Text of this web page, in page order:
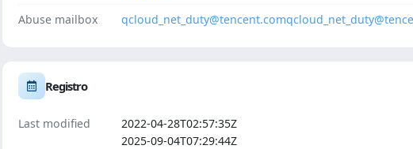
Abuse mailbox qcloud_net_duty@tencent.com
Registro
Last modified
2022-04-28T02:57:35Z
2025-09-04T07:29:44Z